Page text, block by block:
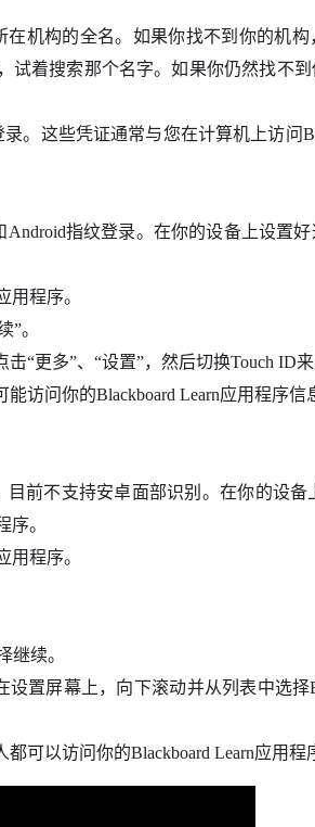
在机构的全名。如果你找不到你的机
试着搜索那个名字。如果你仍然找不
。这些凭证通常与您在计算机上访问
Android指纹登录。在你的设备上设置
用程序。
”。
“更多”、“设置”，然后切换Touch ID来
访问你的Blackboard Learn应用程序信
目前不支持安卓面部识别。在你的设
序。
用程序。
继续。
置屏幕上，向下滚动并从列表中选择
可以访问你的Blackboard Learn应用程